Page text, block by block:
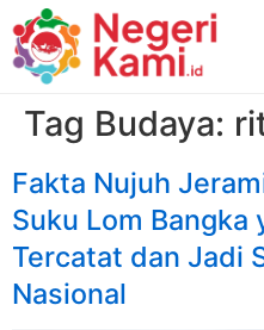
Tag Budaya:
Fakta Nujuh
Suku Lom Bangka
Tercatat dan Jadi
Nasional